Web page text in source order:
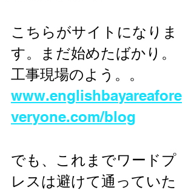
こちらがサイトになりま
す。まだ始めたばかり。
工事現場のよう。。
www.englishbayareafore
veryone.com/blog
でも、これまでワードプ
レスは避けて通っていた